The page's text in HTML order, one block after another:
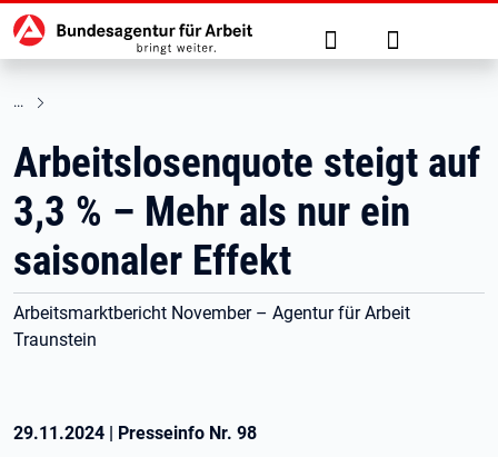
zu den Hauptinhalten springen
Hauptnavigation Suche Anmelden
Arbeitslosenquote steigt auf
3,3 % – Mehr als nur ein
saisonaler Effekt
Arbeitsmarktbericht November – Agentur für Arbeit
Traunstein
29.11.2024 | Presseinfo Nr. 98